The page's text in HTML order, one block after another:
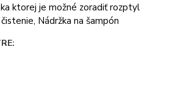
ktorej je možné zoradiť rozptyl
Nádržka na šampón